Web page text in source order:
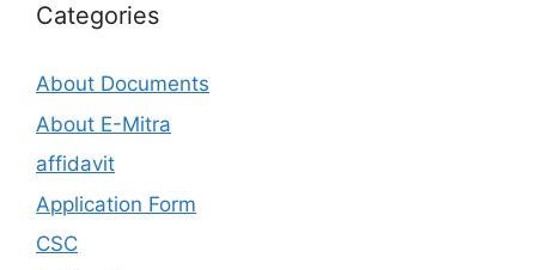
Categories
About Documents
About E-Mitra
affidavit
Application Form
CSC